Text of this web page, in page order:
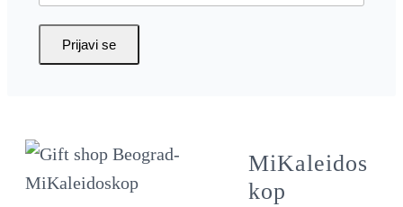
Prijavi se
MiKaleidos
kop